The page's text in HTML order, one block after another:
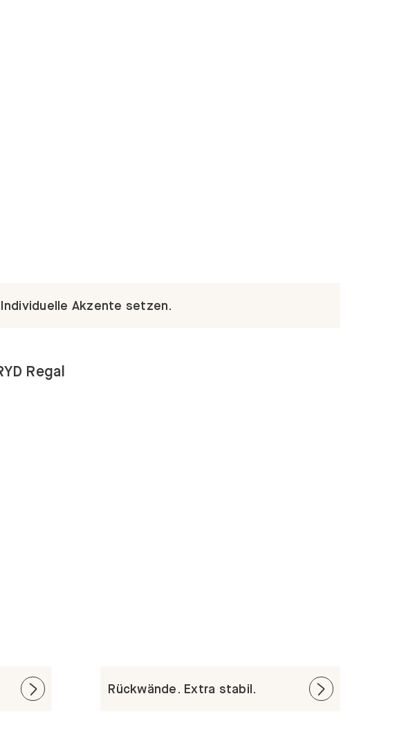
Individuelle Akzente setzen.
Regal
Rückwände. Extra stabil.